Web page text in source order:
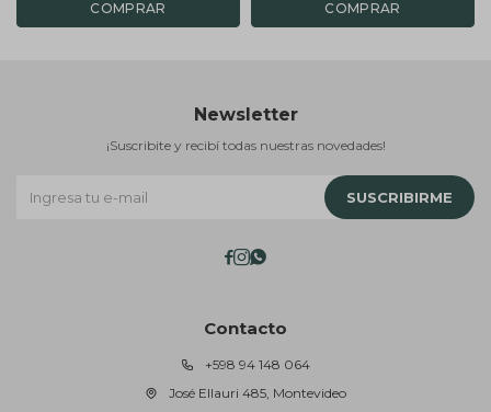
Contacto
+598 94 148 064
José Ellauri 485, Montevideo
Newsletter
¡Suscribite y recibí todas nuestras novedades!
SUSCRIBIRME
